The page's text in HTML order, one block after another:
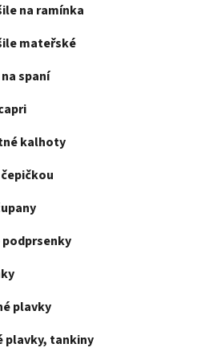
na ramínka
mateřské
spaní
kalhoty
plavky
plavky, tankiny